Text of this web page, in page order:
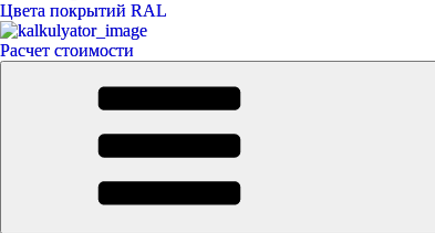
Цвета покрытий RAL
Расчет стоимости